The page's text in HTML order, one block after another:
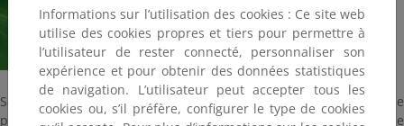
Sapo muy parecido al sapo partero común, diferenciándose
principalmente por el número de tubérculos palmares que
Informations sur l’utilisation des cookies : Ce site web
utilise des cookies propres et tiers pour permettre à
l’utilisateur de rester connecté, personnaliser son
expérience et pour obtenir des données statistiques
de navigation. L’utilisateur peut accepter tous les
cookies ou, s’il préfère, configurer le type de cookies